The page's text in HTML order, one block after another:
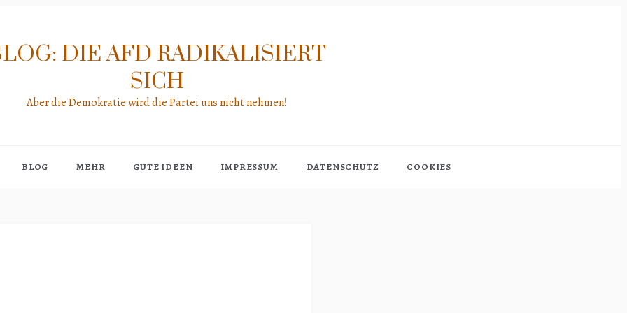
DIE AFD RADIKALISIERT
SICH
Aber die Demokratie wird die Partei uns nicht nehmen!
BLOG MEHR GUTE IDEEN IMPRESSUM DATENSCHUTZ COOKIES